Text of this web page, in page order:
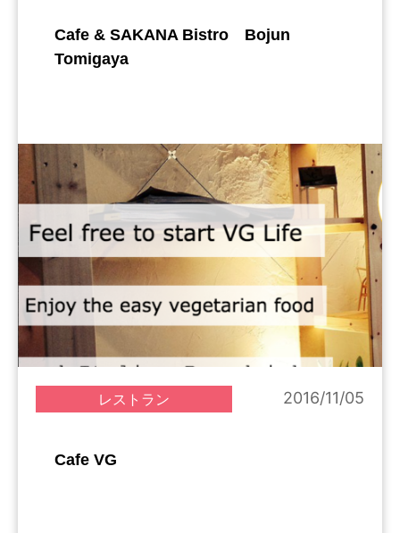
Cafe & SAKANA Bistro Bojun
Tomigaya
レストラン 2016/11/05
Cafe VG